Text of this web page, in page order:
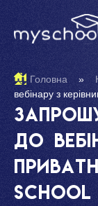
Головна »
вебінару з
до
School